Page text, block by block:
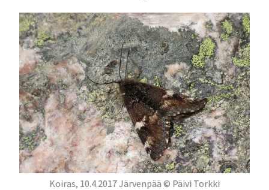
Koiras, 10.4.2017 Järvenpää © Päivi Torkki